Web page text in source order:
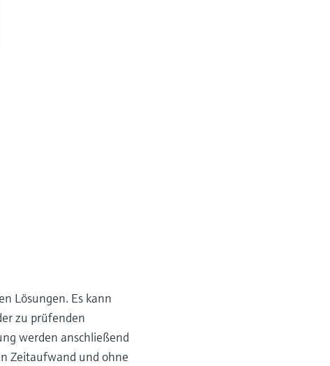
Lösungen. Es kann
zu prüfenden
werden anschließend
Zeitaufwand und ohne